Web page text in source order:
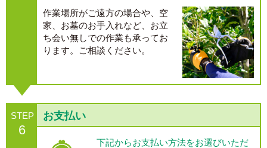
作業場所がご遠方の場合や、空
家、お墓のお手入れなど、お立
ち会い無しでの作業も承ってお
ります。ご相談ください。
STEP
6
お支払い
下記からお支払い方法をお選びいただ